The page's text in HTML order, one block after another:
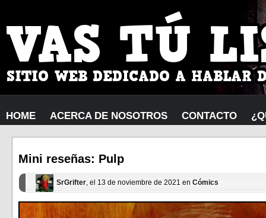
HOME ACERCA DE NOSOTROS CONTACTO
Mini reseñas: Pulp
SrGrifter, el 13 de noviembre de 2021 en Cómics